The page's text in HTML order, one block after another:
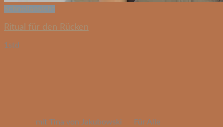
Schnellansicht
Ritual für den Rücken
1std
mit Tina von Jakubowski
Für Alle